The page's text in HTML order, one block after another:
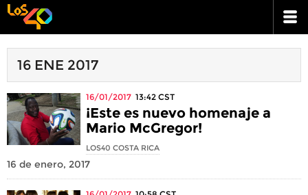
16 ENE 2017
16/01/2017 13:42 CST
¡Este es nuevo homenaje a
Mario McGregor!
LOS40 COSTA RICA
16 de enero, 2017